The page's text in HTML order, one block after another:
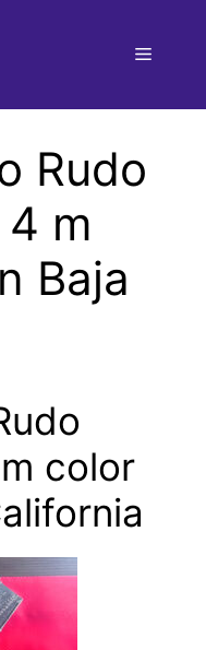
Menú
Rudo
m
Baja
color